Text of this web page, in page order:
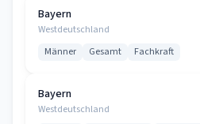
Bayern
Westdeutschland
Männer Gesamt Fachkraft
Bayern
Westdeutschland